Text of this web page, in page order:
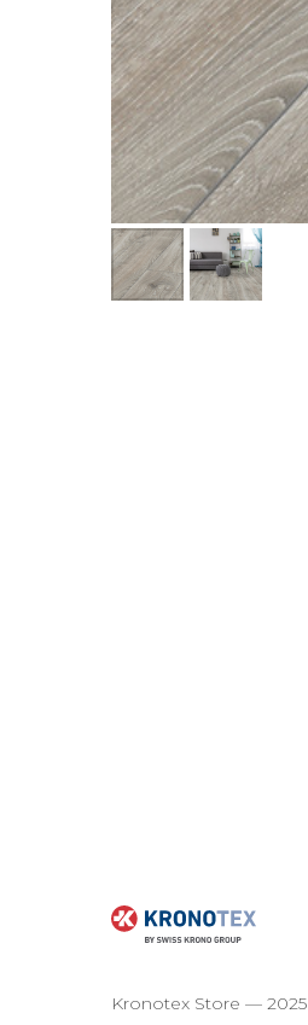
Kronotex Store — 2025